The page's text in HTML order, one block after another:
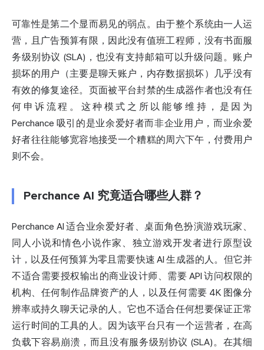
可靠性是第二个显而易见的弱点。由于整个系统由一人运
营，且广告预算有限，因此没有值班工程师，没有书面服
务级别协议 (SLA)，也没有支持邮箱可以升级问题。账户
损坏的用户（主要是聊天账户，内存数据损坏）几乎没有
有效的修复途径。页面被平台封禁的生成器作者也没有任
何申诉流程。这种模式之所以能够维持，是因为
Perchance 吸引的是业余爱好者而非企业用户，而业余爱
好者往往能够宽容地接受一个糟糕的周六下午，付费用户
则不会。
Perchance AI 究竟适合哪些人群？
Perchance AI 适合业余爱好者、桌面角色扮演游戏玩家、
同人小说和情色小说作家、独立游戏开发者进行原型设
计，以及任何预算为零且需要快速 AI 生成器的人。但它并
不适合需要授权输出的商业设计师、需要 API 访问权限的
机构、任何制作品牌资产的人，以及任何需要 4K 图像分
辨率或持久聊天记录的人。它也不适合任何想要保证正常
运行时间的工具的人。因为该平台只有一个运营者，在高
负载下容易崩溃，而且没有服务级别协议 (SLA)。在其细